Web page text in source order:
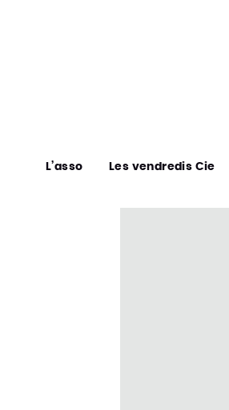
L’asso Les vendredis Cie